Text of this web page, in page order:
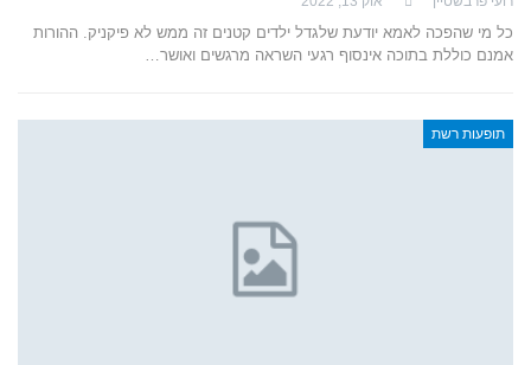
כל מי שהפכה לאמא יודעת שלגדל ילדים קטנים זה ממש לא פיקניק. ההורות
אמנם כוללת בתוכה אינסוף רגעי השראה מרגשים ואושר…
תופעות רשת